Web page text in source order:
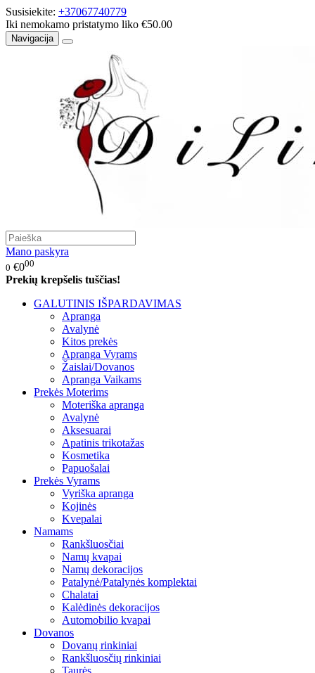
Susisiekite: +37067740779
Iki nemokamo pristatymo liko €50.00
Navigacija
Mano paskyra
0 €000
Prekių krepšelis tuščias!
GALUTINIS IŠPARDAVIMAS
Apranga
Avalynė
Kitos prekės
Apranga Vyrams
Žaislai/Dovanos
Apranga Vaikams
Prekės Moterims
Moteriška apranga
Avalynė
Aksesuarai
Apatinis trikotažas
Kosmetika
Papuošalai
Prekės Vyrams
Vyriška apranga
Kojinės
Kvepalai
Namams
Rankšluosčiai
Namų kvapai
Namų dekoracijos
Patalynė/Patalynės komplektai
Chalatai
Kalėdinės dekoracijos
Automobilio kvapai
Dovanos
Dovanų rinkiniai
Rankšluosčių rinkiniai